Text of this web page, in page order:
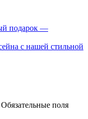
подарок —
с нашей стильной
Обязательные поля